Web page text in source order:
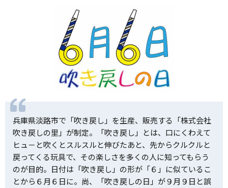
兵庫県淡路市で「吹き戻し」を生産、販売する「株式会社
吹き戻しの里」が制定。「吹き戻し」とは、口にくわえて
ヒュ－と吹くとスルスルと伸びたあと、先からクルクルと
戻ってくる玩具で、その楽しさを多くの人に知ってもらう
のが目的。日付は「吹き戻し」の形が「６」に似ているこ
とから６月６日に。尚、「吹き戻しの日」が９月９日と誤